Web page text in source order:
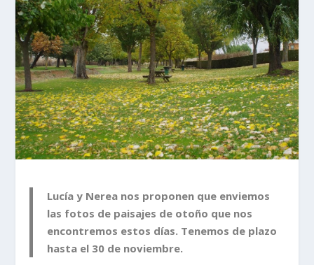
Lucía y Nerea nos proponen que enviemos
las fotos de paisajes de otoño que nos
encontremos estos días. Tenemos de plazo
hasta el 30 de noviembre.